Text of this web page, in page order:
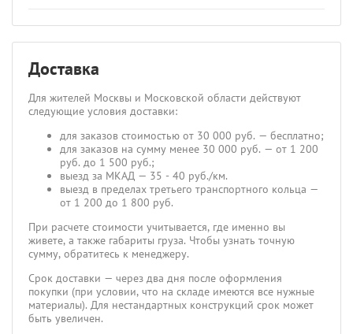
Доставка
Для жителей Москвы и Московской области действуют
следующие условия доставки:
для заказов стоимостью от 30 000 руб. — бесплатно;
для заказов на сумму менее 30 000 руб. — от 1 200
руб. до 1 500 руб.;
выезд за МКАД — 35 - 40 руб./км.
выезд в пределах третьего транспортного кольца —
от 1 200 до 1 800 руб.
При расчете стоимости учитывается, где именно вы
живете, а также габариты груза. Чтобы узнать точную
сумму, обратитесь к менеджеру.
Срок доставки — через два дня после оформления
покупки (при условии, что на складе имеются все нужные
материалы). Для нестандартных конструкций срок может
быть увеличен.